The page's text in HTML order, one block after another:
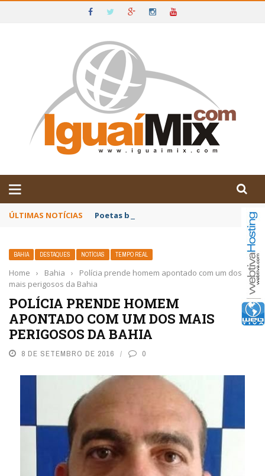
IGUAÍ E SUDOESTE DA BAHIA
ÚLTIMAS NOTÍCIAS Poetas baianos representam o Brasil no
BAHIA DESTAQUES NOTÍCIAS TEMPO REAL
Home › Bahia ›
Polícia prende homem apontado com um dos
mais perigosos da Bahia
POLÍCIA PRENDE HOMEM
APONTADO COM UM DOS MAIS
PERIGOSOS DA BAHIA
8 DE SETEMBRO DE 2016 0